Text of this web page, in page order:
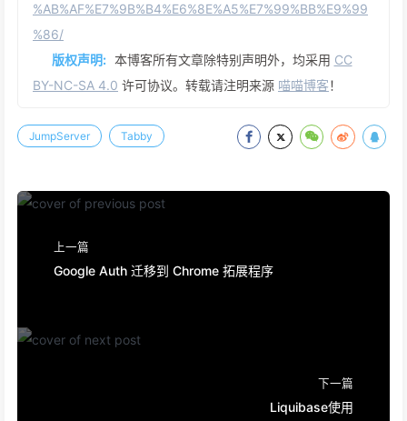
%AB%AF%E7%9B%B4%E6%8E%A5%E7%99%BB%E9%99
%86/
版权声明: 本博客所有文章除特别声明外，均采用 CC
BY-NC-SA 4.0 许可协议。转载请注明来源 喵喵博客！
JumpServer Tabby
上一篇
Google Auth 迁移到 Chrome 拓展程序
下一篇
Liquibase使用